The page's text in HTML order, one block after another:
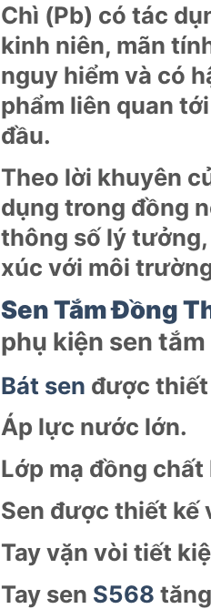
Chì (Pb) có tác
kinh niên, mãn
nguy hiểm và có
phẩm liên quan
đầu.
Theo lời khuyên
dụng trong đồng
thông số lý
xúc với môi
Sen Tắm Đồng
phụ kiện sen
Bát sen được thiết
Áp lực nước lớn.
Lớp mạ đồng
Sen được thiết kế
Tay vặn vòi tiết
Tay sen S568